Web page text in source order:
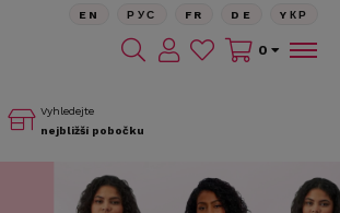
Vyhledejte
nejbližší pobočku
EN РУС FR DE YКР
0